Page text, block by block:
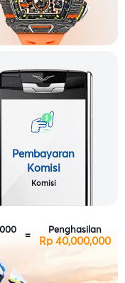
Pembayaran
Komisi
Komisi
=
Penghasilan
Rp 40,000,000